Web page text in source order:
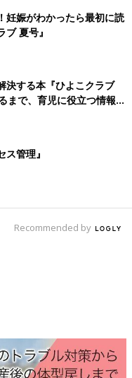
妊娠がわかったら最初に読
夏号』
決する本『ひよこクラブ
で、育児に役立つ情報が
管理』
Recommended by